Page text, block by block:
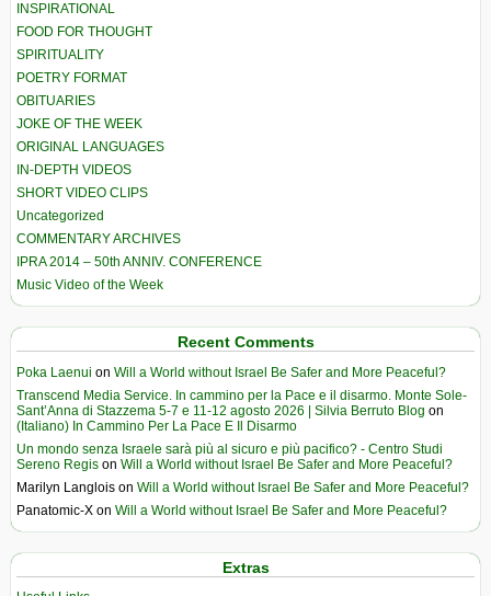
INSPIRATIONAL
FOOD FOR THOUGHT
SPIRITUALITY
POETRY FORMAT
OBITUARIES
JOKE OF THE WEEK
ORIGINAL LANGUAGES
IN-DEPTH VIDEOS
SHORT VIDEO CLIPS
Uncategorized
COMMENTARY ARCHIVES
IPRA 2014 – 50th ANNIV. CONFERENCE
Music Video of the Week
Recent Comments
Poka Laenui on Will a World without Israel Be Safer and More Peaceful?
Transcend Media Service. In cammino per la Pace e il disarmo. Monte Sole-
Sant’Anna di Stazzema 5-7 e 11-12 agosto 2026 | Silvia Berruto Blog on
(Italiano) In Cammino Per La Pace E Il Disarmo
Un mondo senza Israele sarà più al sicuro e più pacifico? - Centro Studi
Sereno Regis on Will a World without Israel Be Safer and More Peaceful?
Marilyn Langlois on Will a World without Israel Be Safer and More Peaceful?
Panatomic-X on Will a World without Israel Be Safer and More Peaceful?
Extras